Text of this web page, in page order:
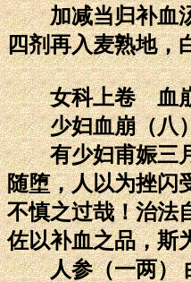
加减当归补血汤
四剂再入麦熟地，
女科上卷 血
少妇血崩（八
有少妇甫娠三月
随堕，人以为挫闪
不慎之过哉！治法
佐以补血之品，斯
人参（一两）